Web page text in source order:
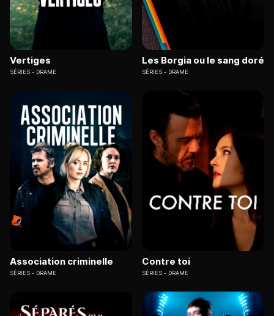
Vertiges
SÉRIES DRAME
Les Borgia ou le sang doré
SÉRIES DRAME
Association criminelle
SÉRIES DRAME
Contre toi
SÉRIES DRAME